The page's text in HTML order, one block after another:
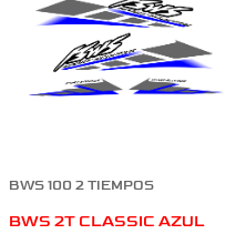
BWS 100 2 TIEMPOS
BWS 2T CLASSIC AZUL